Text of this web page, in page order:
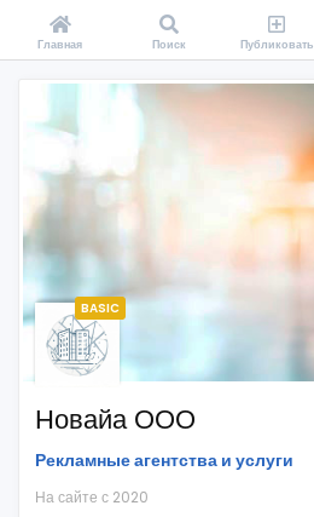
BASIC
Новайа ООО
Рекламные агентства и услуги
На сайте с 2020
Главная Поиск Публиковать